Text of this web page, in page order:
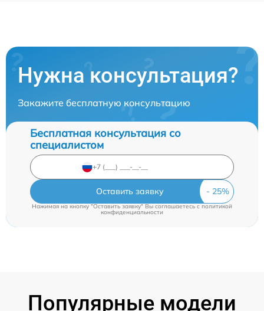
Нужна консультация?
Закажите бесплатную консультацию
Бесплатная консультация со
специалистом
Оставить заявку
Нажимая на кнопку "Оставить заявку" Вы соглашаетесь cполитикой
конфиденциальности
Популярные модели